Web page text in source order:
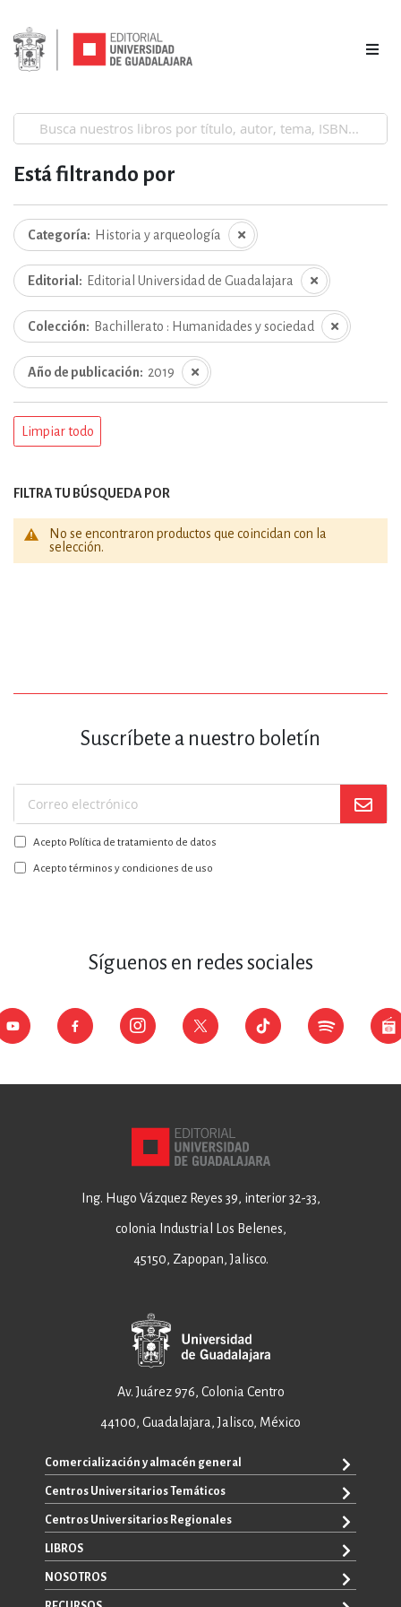
No se encontraron productos que coincidan con la
selección.
Está filtrando por
Categoría Historia y arqueología
Editorial Editorial Universidad de Guadalajara
Colección Bachillerato : Humanidades y sociedad
Año de publicación 2019
Limpiar todo
FILTRA TU BÚSQUEDA POR
Suscríbete a nuestro boletín
Suscríbase
a
nuestro
boletín:
Acepto Política de tratamiento de datos
Acepto términos y condiciones de uso
Síguenos en redes sociales
Ing. Hugo Vázquez Reyes 39, interior 32-33,
colonia Industrial Los Belenes,
45150, Zapopan, Jalisco.
Av. Juárez 976, Colonia Centro
44100, Guadalajara, Jalisco, México
Comercialización y almacén general
+52 33 3640 6326
+52 33 3640 4595
ventas@editorial.udg.mx
WhatsApp: +52 33 1433 6869
Centros Universitarios Temáticos
CUAAD
CUCEA
CUCBA
Centros Universitarios Regionales
CUALTOS
CUCHAPALA
LIBROS
TODOS LOS LIBROS
E-BOOKS
NOSOTROS